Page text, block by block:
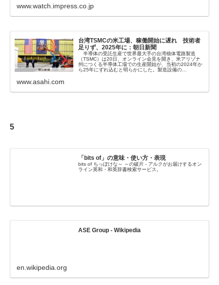
www.watch.impress.co.jp
台湾TSMCの米工場、稼働開始に遅れ 技術者
足りず、2025年に：朝日新聞
半導体の受託生産で世界最大手の台湾積体電路製造
（TSMC）は20日、オンライン会見を開き、米アリゾナ
州につくる半導体工場での生産開始が、当初の2024年か
ら25年にずれ込むと明らかにした。製造設備の…
www.asahi.com
5
「bits of」の意味・使い方・表現
bits of ちっぽけな～ ～の破片 - アルクがお届けするオン
ライン英和・和英辞書検索サービス。
ASE Group - Wikipedia
en.wikipedia.org